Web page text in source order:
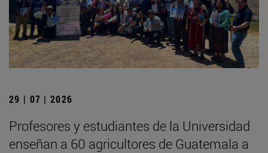
29 | 07 | 2026
Profesores y estudiantes de la Universidad
enseñan a 60 agricultores de Guatemala a